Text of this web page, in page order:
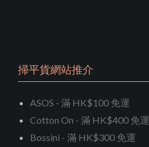
掃平貨網站推介
ASOS - 滿 HK$100 免運
Cotton On - 滿 HK$400 免運
Bossini - 滿 HK$300 免運